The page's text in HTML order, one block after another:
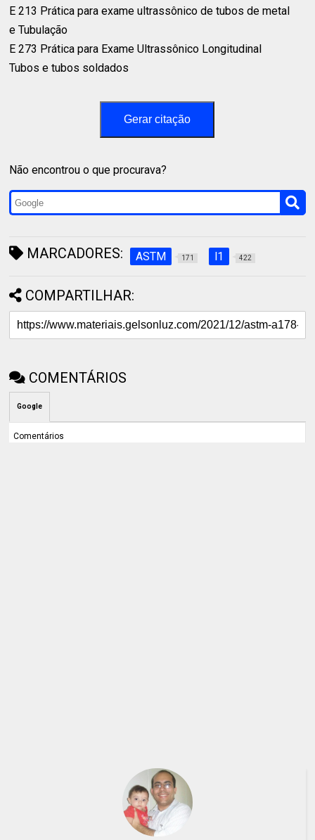
E 213 Prática para exame ultrassônico de tubos de metal⁣
e Tubulação⁣
E 273 Prática para Exame Ultrassônico Longitudinal⁣
Tubos e tubos soldados⁣
Gerar citação
Não encontrou o que procurava?
MARCADORES: ASTM 171 l1 422
COMPARTILHAR:
COMENTÁRIOS
Google
Comentários